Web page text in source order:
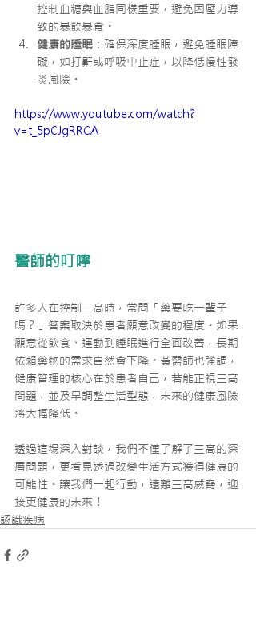
控制血糖與血脂同樣重要，避免因壓力導
致的暴飲暴食。
健康的睡眠 ：確保深度睡眠，避免睡眠障
礙，如打鼾或呼吸中止症，以降低慢性發
炎風險。
https://www.youtube.com/watch?
v=t_5pCJgRRCA
醫師的叮嚀
許多人在控制三高時，常問「藥要吃一輩子
嗎？」答案取決於患者願意改變的程度。如果
願意從飲食、運動到睡眠進行全面改善，長期
依賴藥物的需求自然會下降。黃醫師也強調，
健康管理的核心在於患者自己，若能正視三高
問題，並及早調整生活型態，未來的健康風險
將大幅降低。
透過這場深入對談，我們不僅了解了三高的深
層問題，更看見透過改變生活方式獲得健康的
可能性。讓我們一起行動，遠離三高威脅，迎
接更健康的未來！
認識疾病